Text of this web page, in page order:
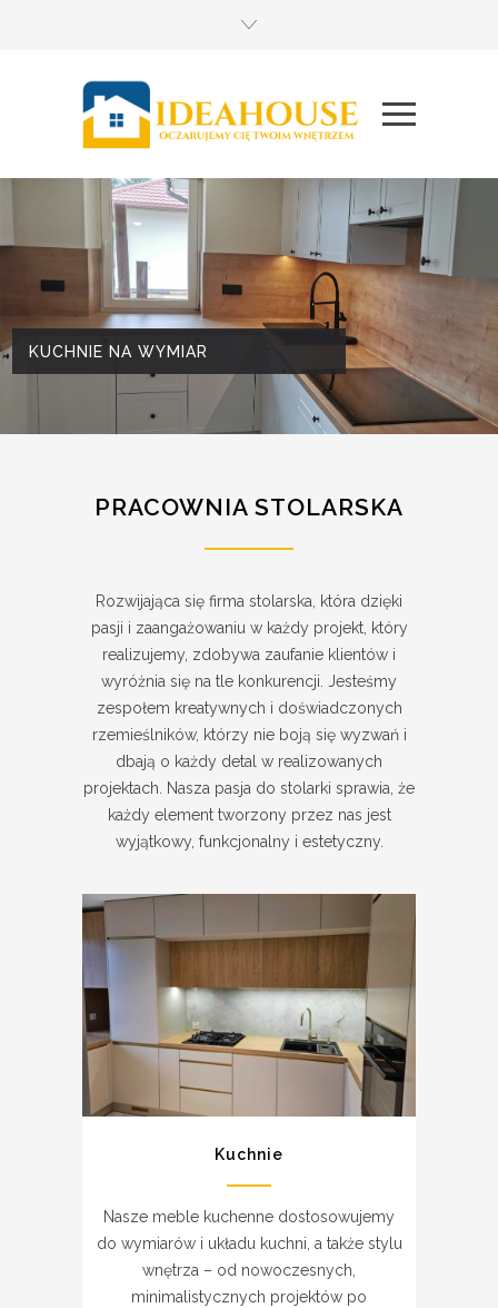
KUCHNIE NA WYMIAR
PRACOWNIA STOLARSKA
Rozwijająca się firma stolarska, która dzięki
pasji i zaangażowaniu w każdy projekt, który
realizujemy, zdobywa zaufanie klientów i
wyróżnia się na tle konkurencji. Jesteśmy
zespołem kreatywnych i doświadczonych
rzemieślników, którzy nie boją się wyzwań i
dbają o każdy detal w realizowanych
projektach. Nasza pasja do stolarki sprawia, że
każdy element tworzony przez nas jest
wyjątkowy, funkcjonalny i estetyczny.
Kuchnie
Nasze meble kuchenne dostosowujemy
do wymiarów i układu kuchni, a także stylu
wnętrza – od nowoczesnych,
minimalistycznych projektów po